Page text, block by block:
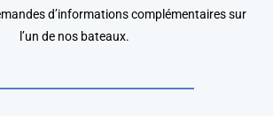
d’informations complémentaires sur
l’un de nos bateaux.